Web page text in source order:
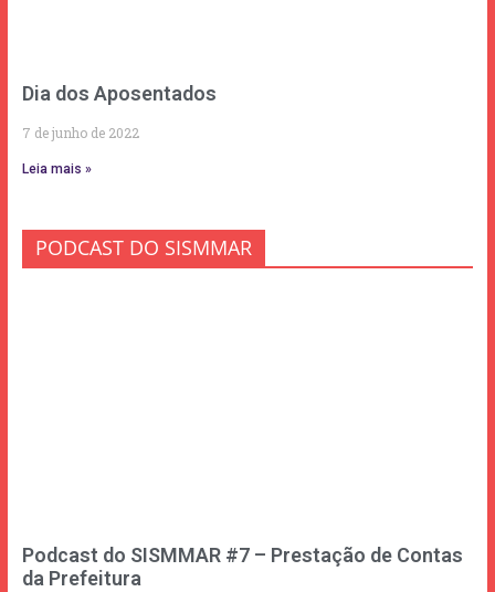
Dia dos Aposentados
7 de junho de 2022
Leia mais »
PODCAST DO SISMMAR
Podcast do SISMMAR #7 – Prestação de Contas
da Prefeitura